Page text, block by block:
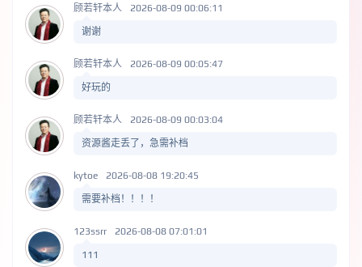
顾若轩本人 2026-08-09 00:06:11
谢谢
顾若轩本人 2026-08-09 00:05:47
好玩的
顾若轩本人 2026-08-09 00:03:04
资源酱走丢了，急需补档
kytoe 2026-08-08 19:20:45
需要补档！！！！
123ssrr 2026-08-08 07:01:01
111